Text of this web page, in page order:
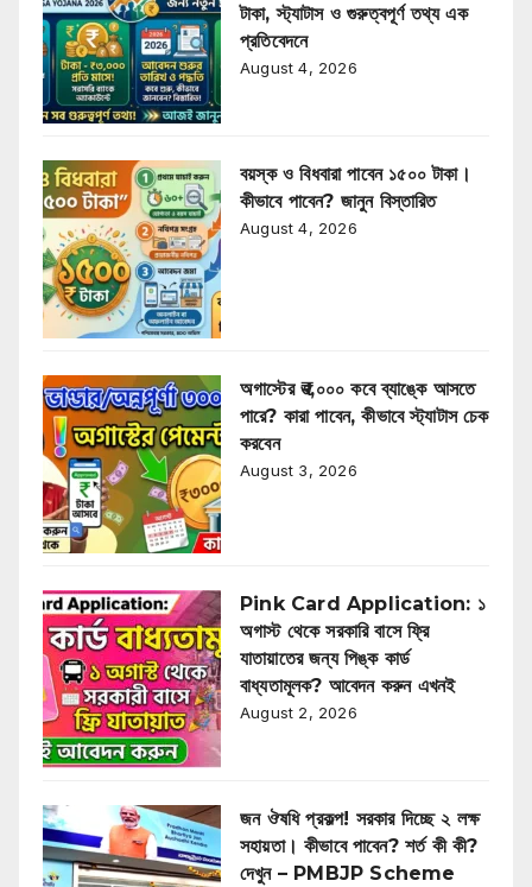
টাকা, স্ট্যাটাস ও গুরুত্বপূর্ণ তথ্য এক
প্রতিবেদনে
August 4, 2026
বয়স্ক ও বিধবারা পাবেন ১৫০০ টাকা।
কীভাবে পাবেন? জানুন বিস্তারিত
August 4, 2026
অগাস্টের ₹৩,০০০ কবে ব্যাঙ্কে আসতে
পারে? কারা পাবেন, কীভাবে স্ট্যাটাস চেক
করবেন
August 3, 2026
Pink Card Application: ১
অগাস্ট থেকে সরকারি বাসে ফ্রি
যাতায়াতের জন্য পিঙ্ক কার্ড
বাধ্যতামূলক? আবেদন করুন এখনই
August 2, 2026
জন ঔষধি প্রকল্প! সরকার দিচ্ছে ২ লক্ষ
সহায়তা। কীভাবে পাবেন? শর্ত কী কী?
দেখুন – PMBJP Scheme